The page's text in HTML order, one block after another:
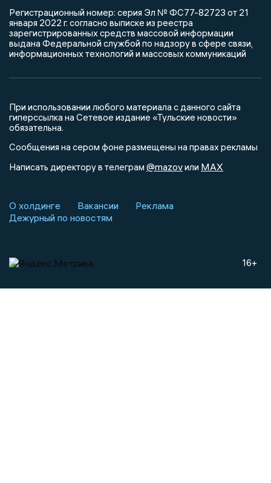
Регистрационный номер: серия Эл № ФС77-82723 от 21
января 2022 г. согласно выписке из реестра
зарегистрированных средств массовой информации
выдана Федеральной службой по надзору в сфере связи,
информационных технологий и массовых коммуникаций
При использовании любого материала с данного сайта
гиперссылка на Сетевое издание «Тульские новости»
обязательна.
Сообщения на сером фоне размещены на правах рекламы
Написать директору в телеграм @mazovили MAX
О холдинге Вакансии
Реклама
Дежурный по новостям
16+